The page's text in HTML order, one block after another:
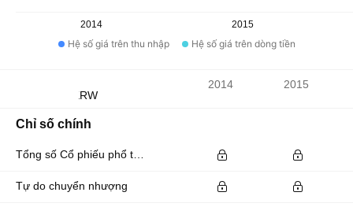
2014 2015
Hệ số giá trên thu nhập Hệ số giá trên dòng tiền
Đơn vị tiền tệ: KRW
2014 2015
Chỉ số chính
Tự do chuyển nhượng